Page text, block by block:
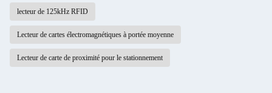
lecteur de 125kHz RFID
Lecteur de cartes électromagnétiques à portée moyenne
Lecteur de carte de proximité pour le stationnement